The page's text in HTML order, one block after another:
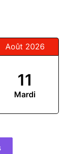
Août 2026
11
Mardi